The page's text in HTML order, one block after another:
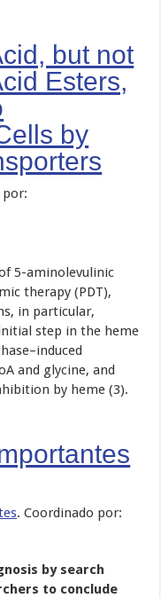
but not
Esters,
by
por:
5-aminolevulinic
therapy (PDT),
in particular,
step in the heme
and glycine, and
by heme (3).
. Coordinado por:
by search
to conclude